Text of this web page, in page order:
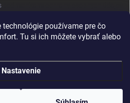
používame pre čo
Tu si ich môžete vybrať alebo
Nastavenie
. Všetky práva vyhradené.